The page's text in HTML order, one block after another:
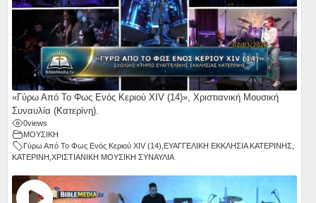
«Γύρω Από Το Φως Ενός Κεριού ΧΙV (14)», Χριστιανική Μουσική
Συναυλία (Κατερίνη).
0views
ΜΟΥΣΙΚΗ
Γύρω Από Το Φως Ενός Κεριού ΧΙV (14), ΕΥΑΓΓΕΛΙΚΗ ΕΚΚΛΗΣΙΑ ΚΑΤΕΡΙΝΗΣ,
ΚΑΤΕΡΙΝΗ ,ΧΡΙΣΤΙΑΝΙΚΗ ΜΟΥΣΙΚΗ ΣΥΝΑΥΛΙΑ